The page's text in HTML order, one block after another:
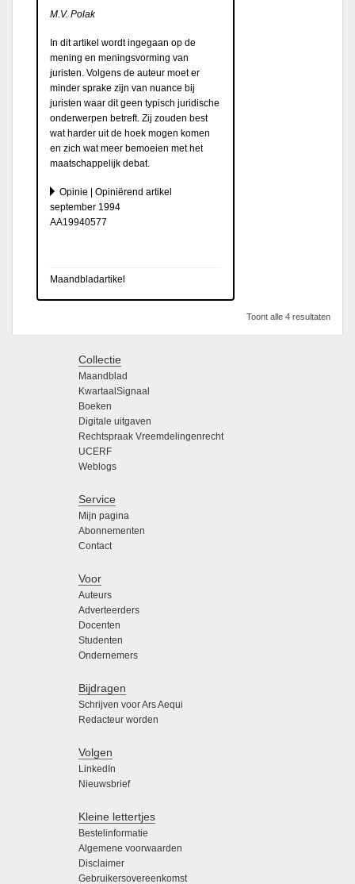
M.V. Polak
In dit artikel wordt ingegaan op de
mening en meningsvorming van
juristen. Volgens de auteur moet er
minder sprake zijn van nuance bij
juristen waar dit geen typisch juridische
onderwerpen betreft. Zij zouden best
wat harder uit de hoek mogen komen
en zich wat meer bemoeien met het
maatschappelijk debat.
Opinie | Opiniërend artikel
september 1994
AA19940577
Maandbladartikel
Toont alle 4 resultaten
Collectie
Maandblad
KwartaalSignaal
Boeken
Digitale uitgaven
Rechtspraak Vreemdelingenrecht
UCERF
Weblogs
Service
Mijn pagina
Abonnementen
Contact
Voor
Auteurs
Adverteerders
Docenten
Studenten
Ondernemers
Bijdragen
Schrijven voor Ars Aequi
Redacteur worden
Volgen
LinkedIn
Nieuwsbrief
Kleine lettertjes
Bestelinformatie
Algemene voorwaarden
Disclaimer
Gebruikersovereenkomst